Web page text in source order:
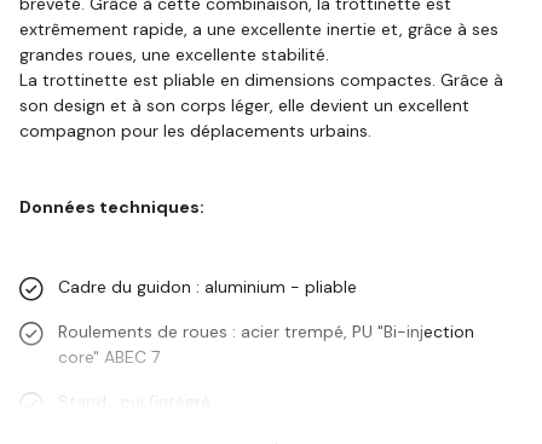
extrêmement rapide, a une excellente inertie et, grâce à ses
grandes roues, une excellente stabilité.
La trottinette est pliable en dimensions compactes. Grâce à
son design et à son corps léger, elle devient un excellent
compagnon pour les déplacements urbains.
Données techniques:
Cadre du guidon : aluminium - pliable
Roulements de roues : acier trempé, PU "Bi-injection
core" ABEC 7
Stand : oui (intégré,…